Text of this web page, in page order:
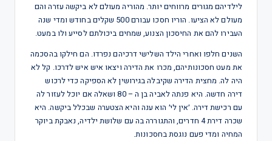
לילדיהם מגורים מרווחים יותר. מהוריה מעולם לא ביקשה עזרה והם
מעולם לא הציעו. הוריו חסכו עבורם 500 שקלים בחודש ומדי שנה
העבירו להם את החיסכון הצנוע, שמחים ביכולתם לסייע ולו במעט.
השנים חלפו ואחרי הילד השלישי דרכיהם נפרדו. הם חילקו בהסכמה
את מעט חסכונותיהם, מכרו את הדירה ויצאו איש איש לדרכו. קל לא
היה לה. מחצית הדירה שקיבלה בגירושין לא הספיקה כדי לרכוש
דירה חדשה. היא פנתה לאביה בן ה – 80 ושאלה אם יוכל לעזור לה
עם רכישת דירה. ׳אין לי׳ הוא ענה והיא הצטערה שבכלל ביקשה. היא
שכרה דירת 4 חדרים, והתגוררה בה עם שלושת ילדיה, נאבקת ביוקר
המחיה ומדי פעם נוגסת בחסכונות.